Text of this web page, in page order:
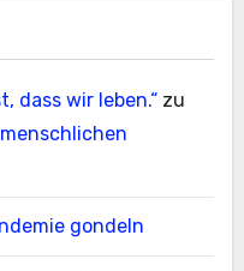
dass wir leben.“zu
gondeln